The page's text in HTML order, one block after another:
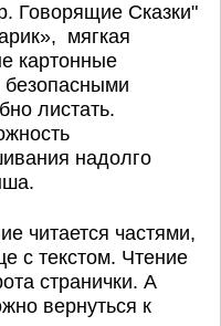
Говорящие Сказки"
мягкая
картонные
безопасными
листать.
надолго
читается частями,
с текстом. Чтение
странички. А
вернуться к